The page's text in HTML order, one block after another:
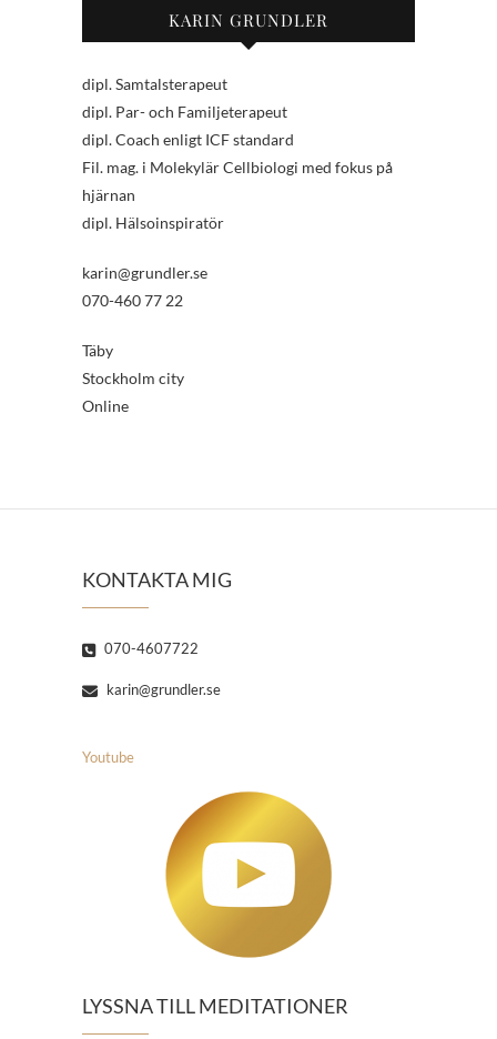
KARIN GRUNDLER
dipl. Samtalsterapeut
dipl. Par- och Familjeterapeut
dipl. Coach enligt ICF standard
Fil. mag. i Molekylär Cellbiologi med fokus på
hjärnan
dipl. Hälsoinspiratör
karin@grundler.se
070-460 77 22
Täby
Stockholm city
Online
KONTAKTA MIG
070-4607722
karin@grundler.se
Youtube
LYSSNA TILL MEDITATIONER